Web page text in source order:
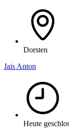
Dorsten
Jais Anton
Heute